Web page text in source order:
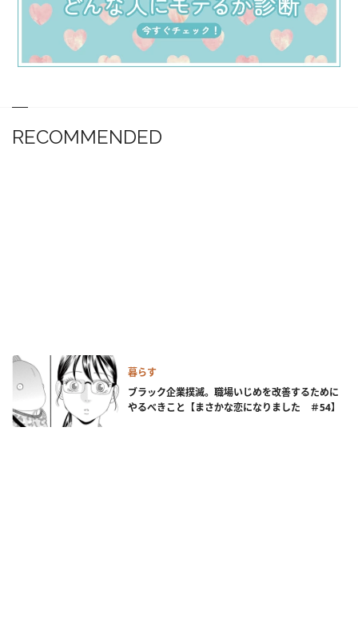
RECOMMENDED
暮らす
ブラック企業撲滅。職場いじめを改善するために
やるべきこと【まさかな恋になりました ＃54】